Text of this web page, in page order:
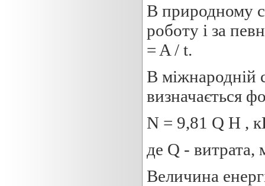
В природному
роботу і за
= A / t.
В міжнародній
визначається
N = 9,81 Q H ,
де Q -
Величина